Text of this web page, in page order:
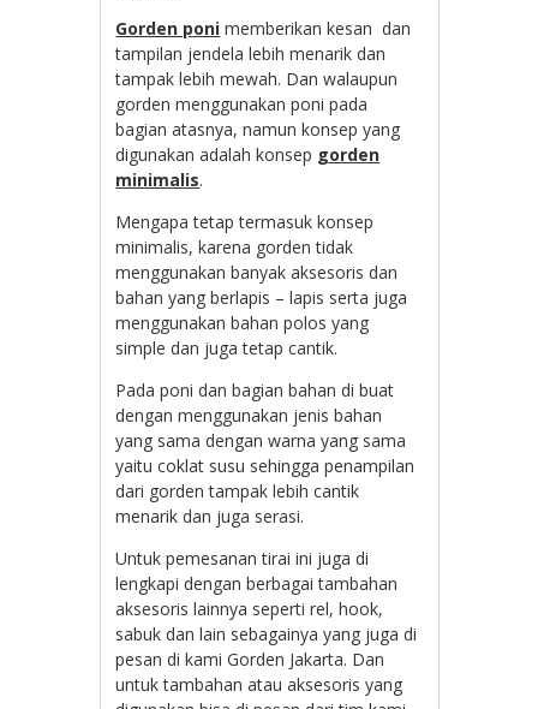
Gorden poni memberikan kesan dan
tampilan jendela lebih menarik dan
tampak lebih mewah. Dan walaupun
gorden menggunakan poni pada
bagian atasnya, namun konsep yang
digunakan adalah konsep gorden
minimalis.
Mengapa tetap termasuk konsep
minimalis, karena gorden tidak
menggunakan banyak aksesoris dan
bahan yang berlapis – lapis serta juga
menggunakan bahan polos yang
simple dan juga tetap cantik.
Pada poni dan bagian bahan di buat
dengan menggunakan jenis bahan
yang sama dengan warna yang sama
yaitu coklat susu sehingga penampilan
dari gorden tampak lebih cantik
menarik dan juga serasi.
Untuk pemesanan tirai ini juga di
lengkapi dengan berbagai tambahan
aksesoris lainnya seperti rel, hook,
sabuk dan lain sebagainya yang juga di
pesan di kami Gorden Jakarta. Dan
untuk tambahan atau aksesoris yang